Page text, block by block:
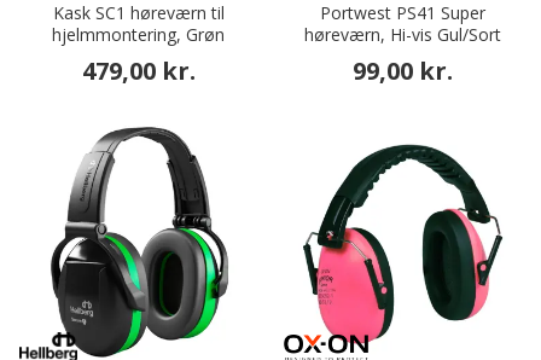
Kask SC1 høreværn til
hjelmmontering, Grøn
479,00 kr.
Portwest PS41 Super
høreværn, Hi-vis Gul/Sort
99,00 kr.